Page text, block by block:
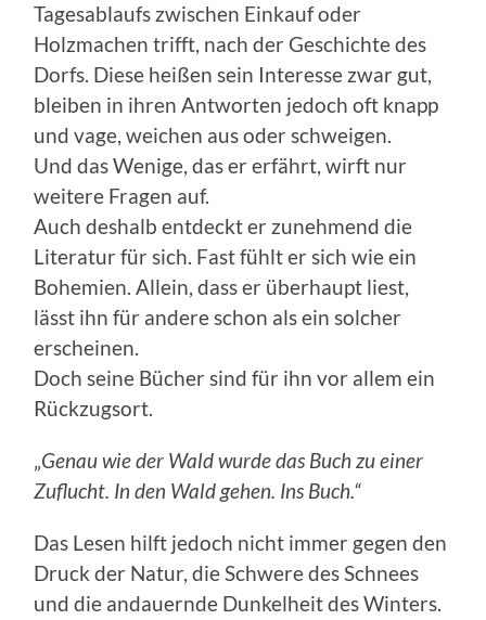
Tagesablaufs zwischen Einkauf oder
Holzmachen trifft, nach der Geschichte des
Dorfs. Diese heißen sein Interesse zwar gut,
bleiben in ihren Antworten jedoch oft knapp
und vage, weichen aus oder schweigen.
Und das Wenige, das er erfährt, wirft nur
weitere Fragen auf.
Auch deshalb entdeckt er zunehmend die
Literatur für sich. Fast fühlt er sich wie ein
Bohemien. Allein, dass er überhaupt liest,
lässt ihn für andere schon als ein solcher
erscheinen.
Doch seine Bücher sind für ihn vor allem ein
Rückzugsort.
„Genau wie der Wald wurde das Buch zu einer
Zuflucht. In den Wald gehen. Ins Buch.“
Das Lesen hilft jedoch nicht immer gegen den
Druck der Natur, die Schwere des Schnees
und die andauernde Dunkelheit des Winters.